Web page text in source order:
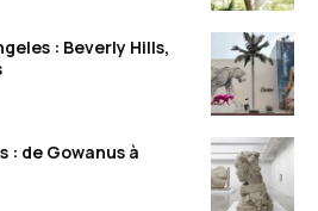
: Beverly Hills,
: de Gowanus à